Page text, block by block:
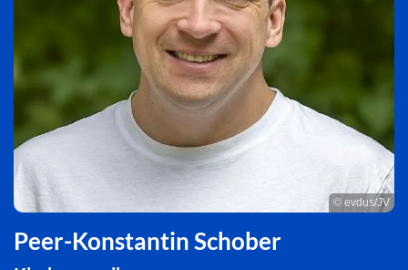
© evdus/JV
Peer-Konstantin Schober